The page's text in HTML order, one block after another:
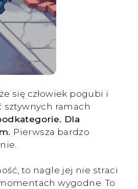
się człowiek pogubi i
sztywnych ramach
Dla
Pierwsza bardzo
to nagle jej nie straci
wygodne. To